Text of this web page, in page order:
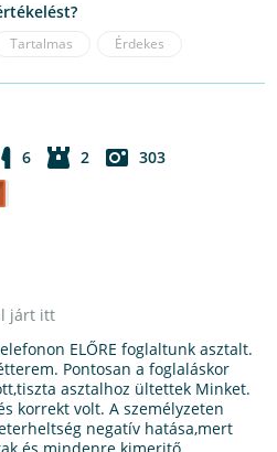
Tartalmas Érdekes
6 2 303
járt itt
ELŐRE foglaltunk asztalt.
Pontosan a foglaláskor
asztalhoz ültettek Minket.
korrekt volt. A személyzeten
negatív hatása,mert